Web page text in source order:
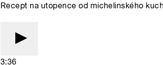
Recept na utopence od michelinského
3:36